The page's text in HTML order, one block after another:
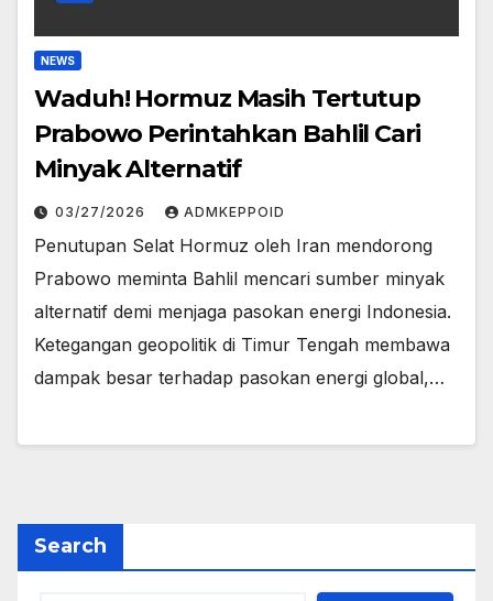
NEWS
Waduh! Hormuz Masih Tertutup
Prabowo Perintahkan Bahlil Cari
Minyak Alternatif
03/27/2026 ADMKEPPOID
Penutupan Selat Hormuz oleh Iran mendorong
Prabowo meminta Bahlil mencari sumber minyak
alternatif demi menjaga pasokan energi Indonesia.
Ketegangan geopolitik di Timur Tengah membawa
dampak besar terhadap pasokan energi global,…
Search